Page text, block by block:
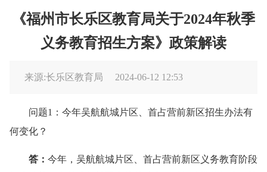
《福州市长乐区教育局关于2024年秋季
义务教育招生方案》政策解读
来源:长乐区教育局 2024-06-12 12:53
问题1：今年吴航航城片区、首占营前新区招生办法有
何变化？
答 ： 今年，吴航航城片区、首占营前新区义务教育阶段